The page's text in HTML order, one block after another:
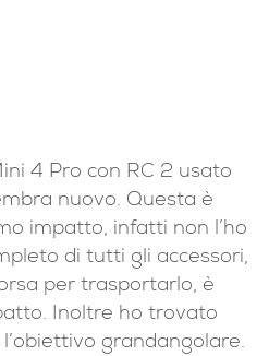
4 Pro con RC 2 usato
nuovo. Questa è
impatto, infatti non l’ho
di tutti gli accessori,
per trasportarlo, è
Inoltre ho trovato
grandangolare.